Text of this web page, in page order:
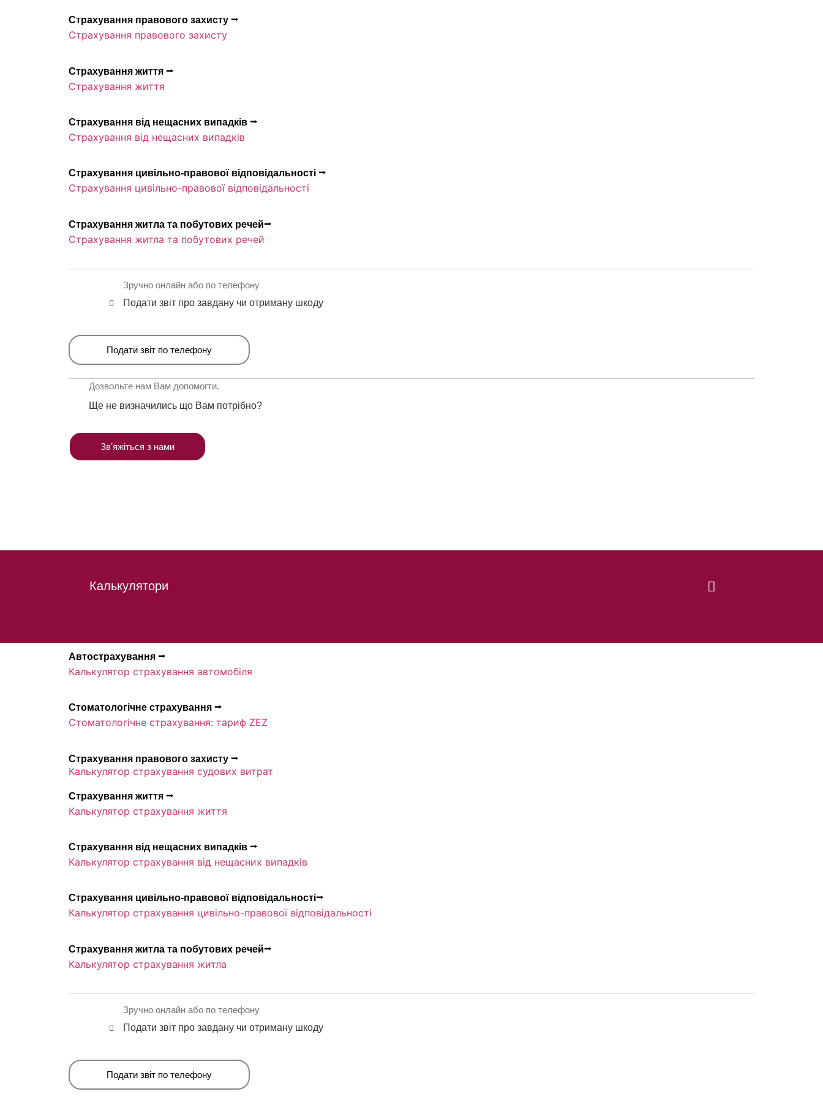
Страхування правового захисту ⭢
Страхування правового захисту
Страхування життя ⭢
Страхування життя
Страхування від нещасних випадків ⭢
Страхування від нещасних випадків
Страхування цивільно-правової відповідальності ⭢
Страхування цивільно-правової відповідальності
Страхування житла та побутових речей⭢
Страхування житла та побутових речей
Подати звіт про завдану чи отриману шкоду
Зручно онлайн або по телефону
Подати звіт по телефону
Ще не визначились що Вам потрібно?
Дозвольте нам Вам допомогти.
Звʼяжіться з нами
Калькулятори
Автострахування ⭢
Калькулятор страхування автомобіля
Стоматологічне страхування ⭢
Стоматологічне страхування: тариф ZEZ
Страхування правового захисту ⭢
Калькулятор страхування судових витрат
Страхування життя ⭢
Калькулятор страхування життя
Страхування від нещасних випадків ⭢
Калькулятор страхування від нещасних випадків
Страхування цивільно-правової відповідальності⭢
Калькулятор страхування цивільно-правової відповідальності
Страхування житла та побутових речей⭢
Калькулятор страхування житла
Подати звіт про завдану чи отриману шкоду
Зручно онлайн або по телефону
Подати звіт по телефону